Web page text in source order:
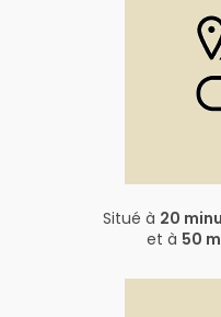
Situé à 20
et à 50